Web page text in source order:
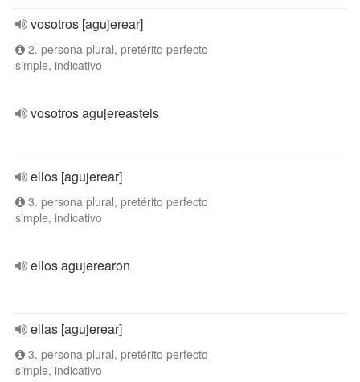
vosotros [agujerear]
2. persona plural, pretérito perfecto
simple, indicativo
vosotros agujereasteis
ellos [agujerear]
3. persona plural, pretérito perfecto
simple, indicativo
ellos agujerearon
ellas [agujerear]
3. persona plural, pretérito perfecto
simple, indicativo